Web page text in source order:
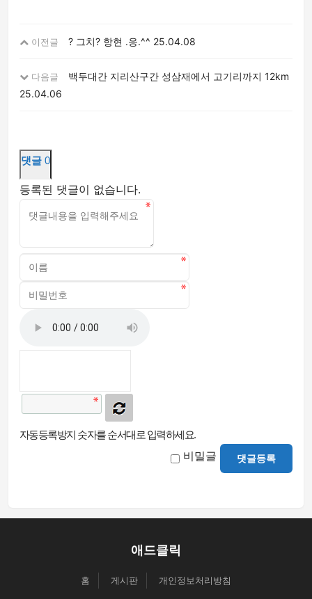
이전글 ? 그치? 항현 .응.^^ 25.04.08
다음글
백두대간 지리산구간 성삼재에서 고기리까지 12km
25.04.06
댓글 0
등록된 댓글이 없습니다.
자동등록방지 숫자를 순서대로 입력하세요.
비밀글 댓글등록
애드클릭
홈 게시판 개인정보처리방침